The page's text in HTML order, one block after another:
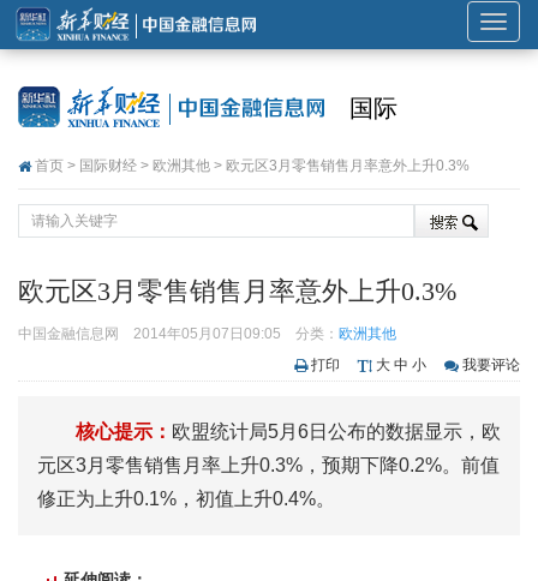
展
开
国际
首页 > 国际财经 > 欧洲其他 > 欧元区3月零售销售月率意外上升0.3%
欧元区3月零售销售月率意外上升0.3%
中国金融信息网 2014年05月07日09:05 分类： 欧洲其他
打印
大 中 小 我要评论
核心提示： 欧盟统计局5月6日公布的数据显示，欧
元区3月零售销售月率上升0.3%，预期下降0.2%。前值
修正为上升0.1%，初值上升0.4%。